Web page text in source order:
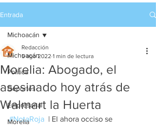
Entrada
Michoacán
Política
Deportes
Empresarial
Morelia
Michoacán
Morelia: Abogado, el
asesinado hoy atrás de
Walmart la Huerta
Redacción
5 ago 2022 1 min de lectura
#NotaRoja
  | El ahora occiso se